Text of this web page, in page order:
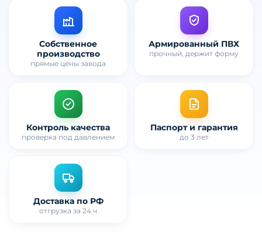
Собственное
производство
прямые цены завода
Армированный ПВХ
прочный, держит форму
Контроль качества
проверка под давлением
Паспорт и гарантия
до 3 лет
Доставка по РФ
отгрузка за 24 ч